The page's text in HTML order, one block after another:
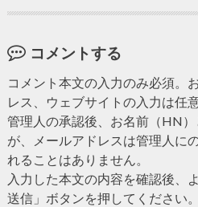
コメントする
コメント本文の入力のみ必須。
レス、ウェブサイトの入力は任意
管理人の承認後、お名前（HN
が、メールアドレスは管理人に
れることはありません。
入力した本文の内容を確認後、
送信」ボタンを押してください。